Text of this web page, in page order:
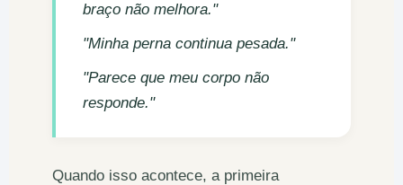
braço não melhora."
"Minha perna continua pesada."
"Parece que meu corpo não
responde."
Quando isso acontece, a primeira